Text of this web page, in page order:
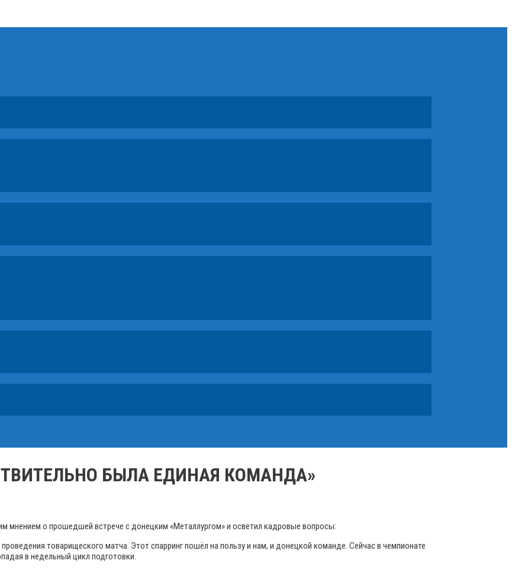
БЫЛА ЕДИНАЯ КОМАНДА»
мнением о прошедшей встрече с донецким «Металлургом» и осветил кадровые вопросы:
товарищеского матча. Этот спарринг пошёл на пользу и нам, и донецкой команде. Сейчас в чемпионате
в недельный цикл подготовки.